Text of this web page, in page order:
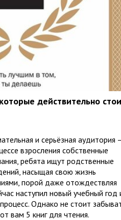
действительно
и серьёзная аудитория
взросления собственные
ребята ищут родственные
насыщая свою жизнь
порой даже отождествляя
наступил новый учебный год
Однако не стоит
вам 5 книг для чтения.